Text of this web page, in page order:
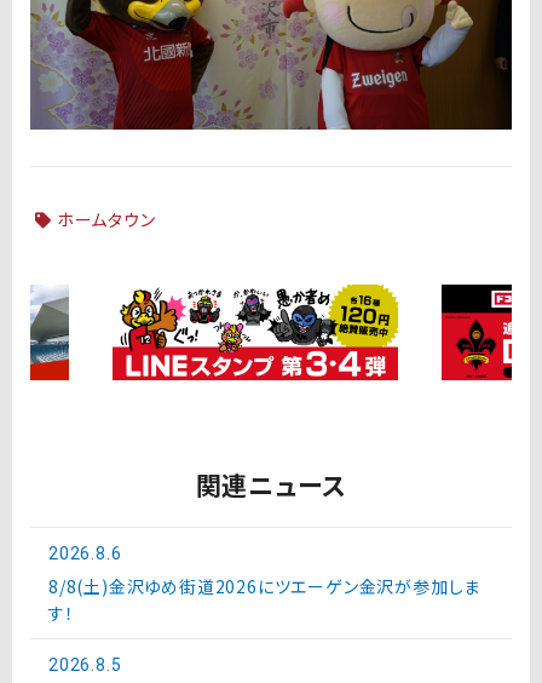
ホームタウン
関連ニュース
2026.8.6
8/8(土)金沢ゆめ街道2026にツエーゲン金沢が参加しま
す！
2026.8.5